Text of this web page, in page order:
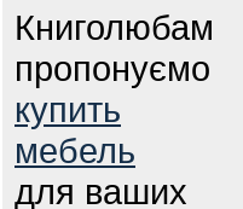
Книголюбам
пропонуємо
купить
мебель
для ваших